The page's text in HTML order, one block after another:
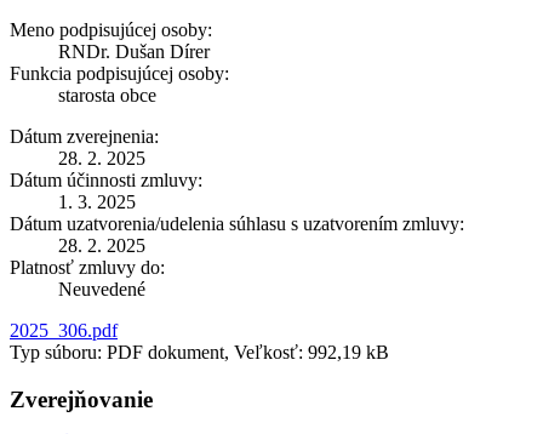
Meno podpisujúcej osoby:
RNDr. Dušan Dírer
Funkcia podpisujúcej osoby:
starosta obce
Dátum zverejnenia:
28. 2. 2025
Dátum účinnosti zmluvy:
1. 3. 2025
Dátum uzatvorenia/udelenia súhlasu s uzatvorením zmluvy:
28. 2. 2025
Platnosť zmluvy do:
Neuvedené
2025_306.pdf
Typ súboru: PDF dokument, Veľkosť: 992,19 kB
Zverejňovanie